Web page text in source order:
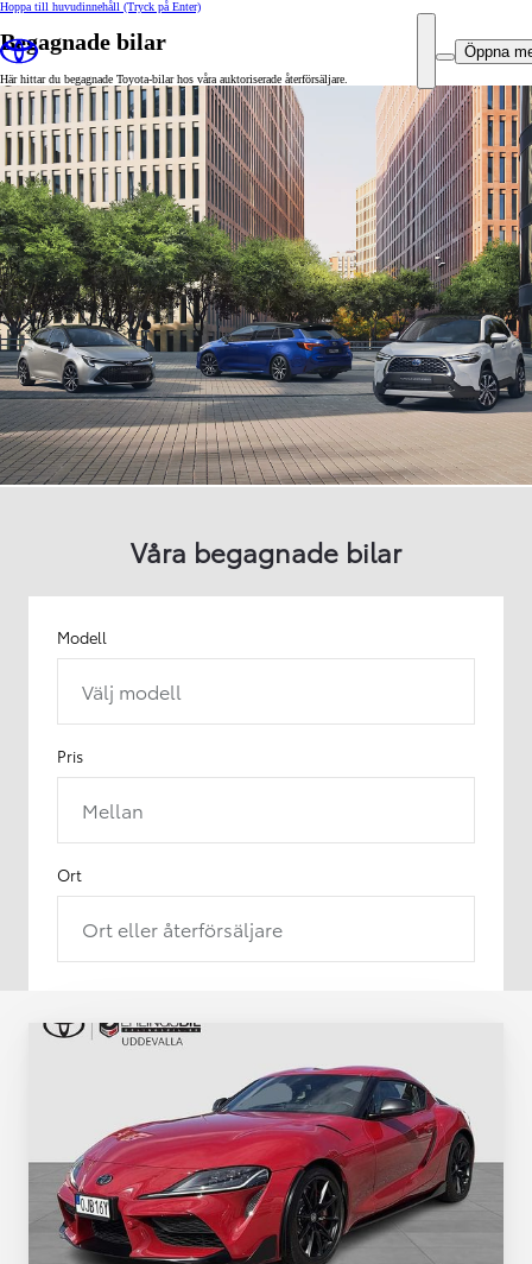
Hoppa till huvudinnehåll (Tryck på Enter)
Öppna
Begagnade bilar
Här hittar du begagnade Toyota-bilar hos våra auktoriserade återförsäljare.
Våra begagnade bilar
Modell
Välj modell
Pris
Mellan
Ort
Ort eller återförsäljare